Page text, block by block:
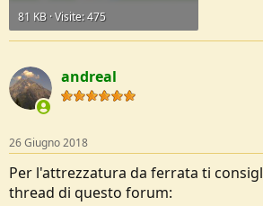
81 KB · Visite: 475
andreal
26 Giugno 2018
Per l'attrezzatura da ferrata ti
thread di questo forum: